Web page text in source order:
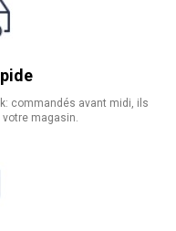
commandés avant midi, ils
magasin.